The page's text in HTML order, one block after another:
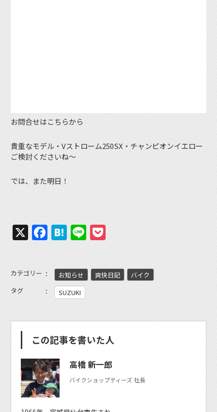
お問合せはこちらから
貴重なモデル・Vストローム250SX・チャンピオンイエロー
ご検討くださいね〜
では、また明日！
X Facebook
Hatena
Line
カテゴリー お知らせ 爽快日記
バイク
タグ
SUZUKI
この記事を書いた人
高橋 新一郎
バイクショップティーズ 社長